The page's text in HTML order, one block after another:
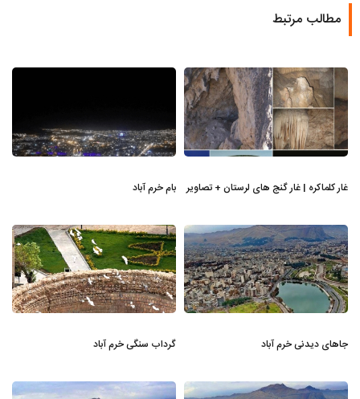
مطالب مرتبط
غار کلماکره | غار گنج های لرستان + تصاویر بام خرم آباد
جاهای دیدنی خرم آباد گرداب سنگی خرم آباد